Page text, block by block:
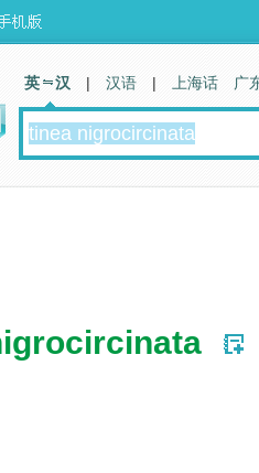
英 汉 | 汉语 | 上海话 广